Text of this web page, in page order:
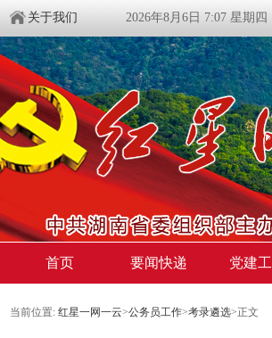
关于我们 2026年8月6日 7:07 星期四
首页 要闻快递 党建
当前位置: 红星一网一云>公务员工作>考录遴选>正文